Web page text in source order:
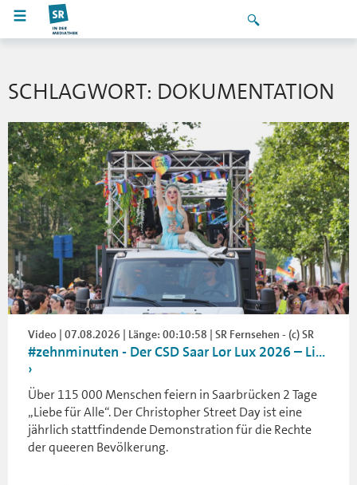
SCHLAGWORT: DOKUMENTATION
Video | 07.08.2026 | Länge: 00:10:58 | SR Fernsehen - (c) SR
#zehnminuten - Der CSD Saar Lor Lux 2026 – Li...
Über 115 000 Menschen feiern in Saarbrücken 2 Tage
„Liebe für Alle“. Der Christopher Street Day ist eine
jährlich stattfindende Demonstration für die Rechte
der queeren Bevölkerung.